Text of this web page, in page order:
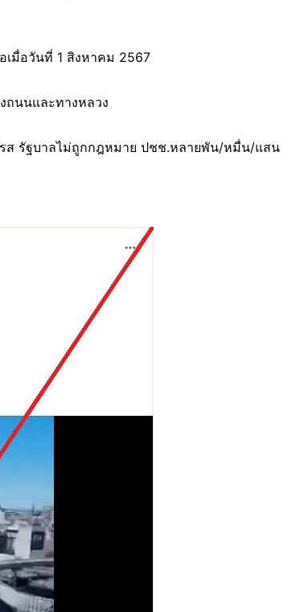
เมื่อวันที่ 1 สิงหาคม 2567
ถนนและทางหลวง
รส รัฐบาลไม่ถูกกฎหมาย ปชช.หลายพัน/หมื่น/แสน